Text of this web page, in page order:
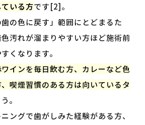
いる方です[2]。
の色に戻す」範囲にとどまるた
汚れが溜まりやすい方ほど施術前
くなります。
インを毎日飲む方、カレーなど色
喫煙習慣のある方は向いているタ
。
ングで歯がしみた経験がある方、